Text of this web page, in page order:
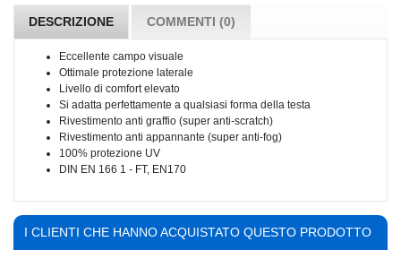
DESCRIZIONE COMMENTI (0)
Eccellente campo visuale
Ottimale protezione laterale
Livello di comfort elevato
Si adatta perfettamente a qualsiasi forma della testa
Rivestimento anti graffio (super anti-scratch)
Rivestimento anti appannante (super anti-fog)
100% protezione UV
DIN EN 166 1 - FT, EN170
I CLIENTI CHE HANNO ACQUISTATO QUESTO PRODOTTO